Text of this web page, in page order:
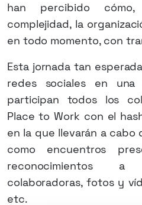
han percibido
complejidad, la
en todo momento, con
Esta jornada tan
redes sociales en
participan todos los
Place to Work con el
en la que llevarán a
como encuentros
reconocimientos
colaboradoras, fotos y
etc.